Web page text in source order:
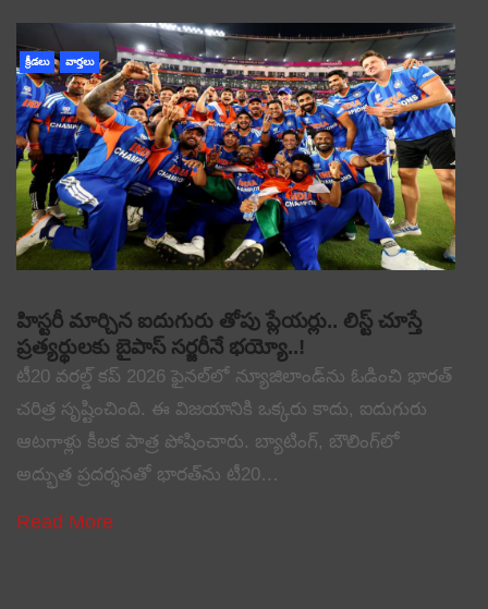
క్రీడలు వార్తలు
హిస్టరీ మార్చిన ఐదుగురు తోపు ప్లేయర్లు.. లిస్ట్ చూస్తే
ప్రత్యర్థులకు బైపాస్ సర్జరీనే భయ్యో..!
టీ20 వరల్డ్ కప్ 2026 ఫైనల్‌లో న్యూజిలాండ్‌ను ఓడించి భారత్
చరిత్ర సృష్టించింది. ఈ విజయానికి ఒక్కరు కాదు, ఐదుగురు
ఆటగాళ్లు కీలక పాత్ర పోషించారు. బ్యాటింగ్, బౌలింగ్‌లో
అద్భుత ప్రదర్శనతో భారత్‌ను టీ20…
Read More